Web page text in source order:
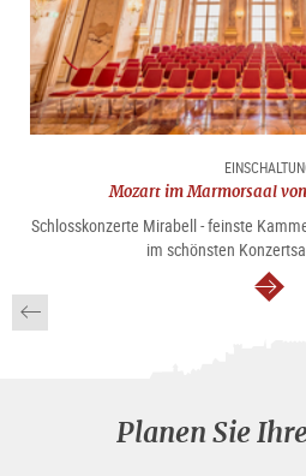
Mozart im Marmorsaal
Schlosskonzerte Mirabell - feinste
im schönsten
Planen Sie